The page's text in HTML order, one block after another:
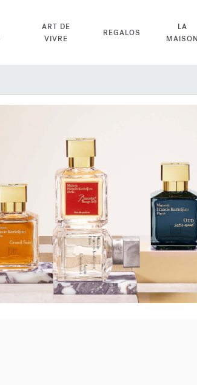
ART DE
VIVRE
REGALOS
LA
MAISON